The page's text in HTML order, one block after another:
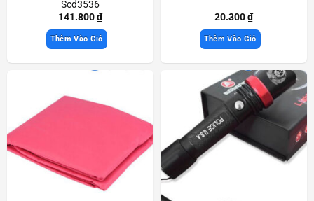
Scd3536
141.800₫
Thêm Vào Giỏ
20.300₫
Thêm Vào Giỏ